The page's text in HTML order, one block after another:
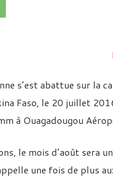
s’est abattue sur la
Faso, le 20 juillet
à Ouagadougou
le mois d’août sera
une fois de plus